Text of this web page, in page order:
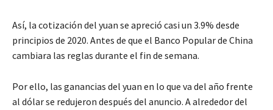
Así, la cotización del yuan se apreció casi un 3.9% desde
principios de 2020. Antes de que el Banco Popular de China
cambiara las reglas durante el fin de semana.
Por ello, las ganancias del yuan en lo que va del año frente
al dólar se redujeron después del anuncio. A alrededor del